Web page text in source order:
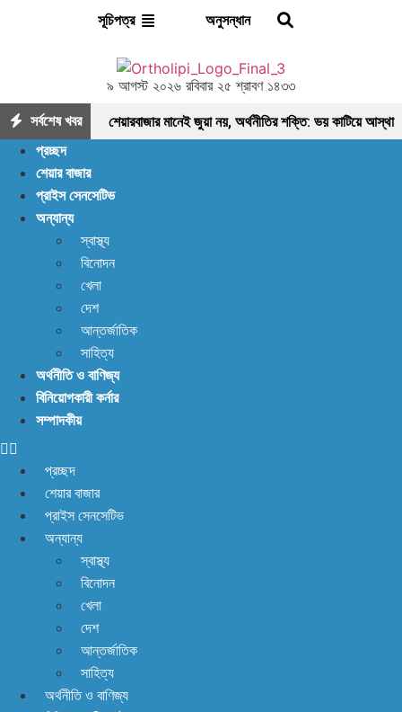
সূচিপত্র অনুসন্ধান
৯ আগস্ট ২০২৬ রবিবার ২৫ শ্রাবণ ১৪৩৩
সর্বশেষ খবর শেয়ারবাজার মানেই জুয়া নয়, অর্থনীতির শক্তি: ভয় কাটিয়ে আস্থা
ফাইনফুডস; আয়, নগদ প্রবাহ ও সম্পদে ধারাবাহিক প্রবৃদ্ধি
নতুন মোড়ের সামনে?
প্রাণ ফিরছে, বাড়ছে লেনদেন, বাজারের পরবর্তী গন্তব্য কোথায়?
শেয়ারবাজার, নেপথ্যে কী?
প্রচ্ছদ
শেয়ার বাজার
প্রাইস সেনসেটিভ
অন্যান্য
স্বাস্থ্য
বিনোদন
খেলা
দেশ
আন্তর্জাতিক
সাহিত্য
অর্থনীতি ও বাণিজ্য
বিনিয়োগকারী কর্নার
সম্পাদকীয়
প্রচ্ছদ
শেয়ার বাজার
প্রাইস সেনসেটিভ
অন্যান্য
স্বাস্থ্য
বিনোদন
খেলা
দেশ
আন্তর্জাতিক
সাহিত্য
অর্থনীতি ও বাণিজ্য